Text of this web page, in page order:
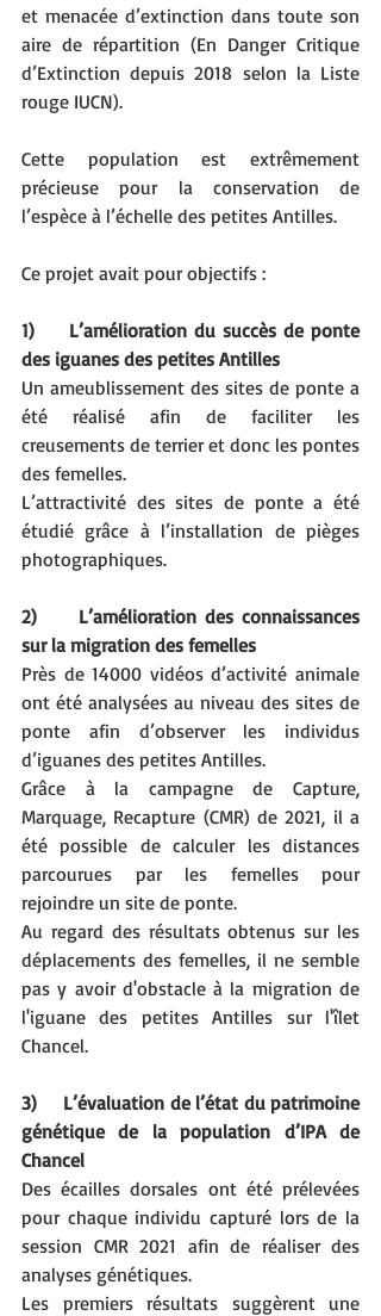
et menacée d’extinction dans toute son
aire de répartition (En Danger Critique
d’Extinction depuis 2018 selon la Liste
rouge IUCN).
Cette population est extrêmement
précieuse pour la conservation de
l’espèce à l’échelle des petites Antilles.
Ce projet avait pour objectifs :
1)     L’amélioration du succès de ponte
des iguanes des petites Antilles
Un ameublissement des sites de ponte a
été réalisé afin de faciliter les
creusements de terrier et donc les pontes
des femelles.
L’attractivité des sites de ponte a été
étudié grâce à l’installation de pièges
photographiques.
2)     L’amélioration des connaissances
sur la migration des femelles
Près de 14000 vidéos d’activité animale
ont été analysées au niveau des sites de
ponte afin d’observer les individus
d’iguanes des petites Antilles.
Grâce à la campagne de Capture,
Marquage, Recapture (CMR) de 2021, il a
été possible de calculer les distances
parcourues par les femelles pour
rejoindre un site de ponte.
Au regard des résultats obtenus sur les
déplacements des femelles, il ne semble
pas y avoir d'obstacle à la migration de
l'iguane des petites Antilles sur l'îlet
Chancel.
3)     L’évaluation de l’état du patrimoine
génétique de la population d’IPA de
Chancel
Des écailles dorsales ont été prélevées
pour chaque individu capturé lors de la
session CMR 2021 afin de réaliser des
analyses génétiques.
Les premiers résultats suggèrent une